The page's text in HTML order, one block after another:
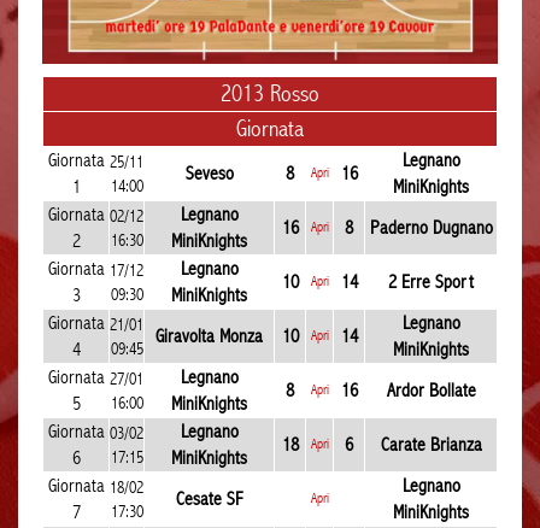
2013 Rosso
Giornata
Giornata
1
25/11
14:00
Seveso 8 Apri 16
Legnano
MiniKnights
Giornata
2
02/12
16:30
Legnano
MiniKnights
16 Apri 8
Paderno Dugnano
Giornata
3
17/12
09:30
Legnano
MiniKnights
10 Apri 14
2 Erre Sport
Giornata
4
21/01
09:45
Giravolta Monza 10 Apri 14
Legnano
MiniKnights
Giornata
5
27/01
16:00
Legnano
MiniKnights
8 Apri 16
Ardor Bollate
Giornata
6
03/02
17:15
Legnano
MiniKnights
18 Apri 6
Carate Brianza
Giornata
7
18/02
17:30
Cesate SF Apri
Legnano
MiniKnights